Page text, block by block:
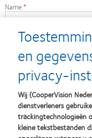
Name
Would you like
More information about
Myopia Management
Specialization
Myopia
Hyperopia
en
privacy-
Wij (CooperVision
dienstverleners
trackingtechnologieën
kleine tekstbestanden